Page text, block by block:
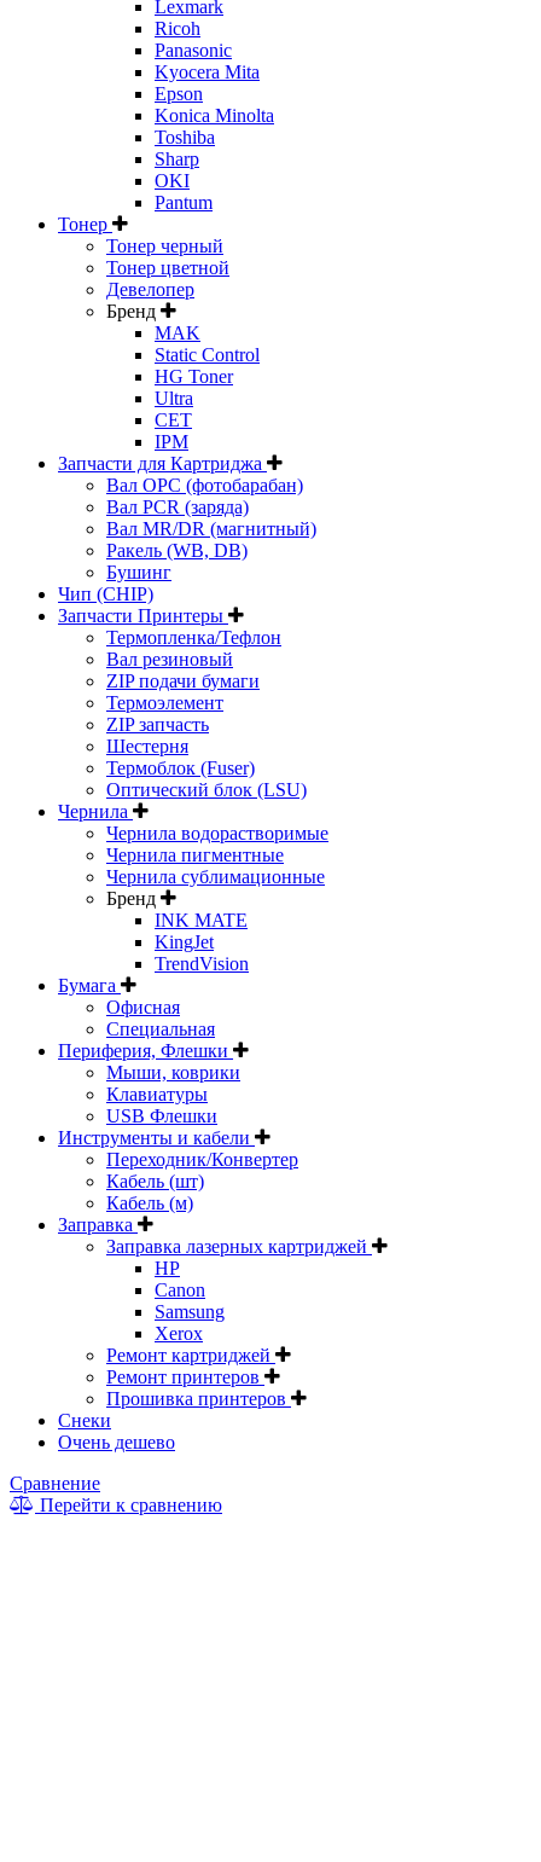
Lexmark
Ricoh
Panasonic
Kyocera Mita
Epson
Konica Minolta
Toshiba
Sharp
OKI
Pantum
Тонер
Тонер черный
Тонер цветной
Девелопер
Бренд
MAK
Static Control
HG Toner
Ultra
CET
IPM
Запчасти для Картриджа
Вал OPC (фотобарабан)
Вал PCR (заряда)
Вал MR/DR (магнитный)
Ракель (WB, DB)
Бушинг
Чип (CHIP)
Запчасти Принтеры
Термопленка/Тефлон
Вал резиновый
ZIP подачи бумаги
Термоэлемент
ZIP запчасть
Шестерня
Термоблок (Fuser)
Оптический блок (LSU)
Чернила
Чернила водорастворимые
Чернила пигментные
Чернила сублимационные
Бренд
INK MATE
KingJet
TrendVision
Бумага
Офисная
Специальная
Периферия, Флешки
Мыши, коврики
Клавиатуры
USB Флешки
Инструменты и кабели
Переходник/Конвертер
Кабель (шт)
Кабель (м)
Заправка
Заправка лазерных картриджей
HP
Canon
Samsung
Xerox
Ремонт картриджей
Ремонт принтеров
Прошивка принтеров
Снеки
Очень дешево
Сравнение
Перейти к сравнению